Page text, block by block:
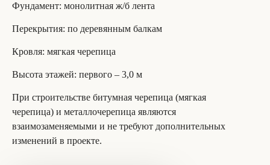
Фундамент: монолитная ж/б лента
Перекрытия: по деревянным балкам
Кровля: мягкая черепица
Высота этажей: первого – 3,0 м
При строительстве битумная черепица (мягкая
черепица) и металлочерепица являются
взаимозаменяемыми и не требуют дополнительных
изменений в проекте.